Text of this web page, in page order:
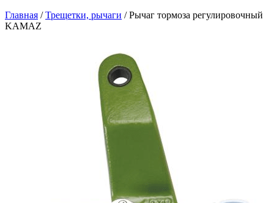
Главная /Трещетки, рычаги / Рычаг тормоза регулировочный
KAMAZ